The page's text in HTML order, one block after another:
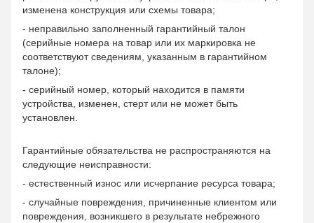
изменена конструкция или схемы товара;
- неправильно заполненный гарантийный талон
(серийные номера на товар или их маркировка не
соответствуют сведениям, указанным в гарантийном
талоне);
- серийный номер, который находится в памяти
устройства, изменен, стерт или не может быть
установлен.
Гарантийные обязательства не распространяются на
следующие неисправности:
- естественный износ или исчерпание ресурса товара;
- случайные повреждения, причиненные клиентом или
повреждения, возникшего в результате небрежного